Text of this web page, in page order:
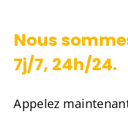
Nous
7j/7, 24h/24.
Appelez